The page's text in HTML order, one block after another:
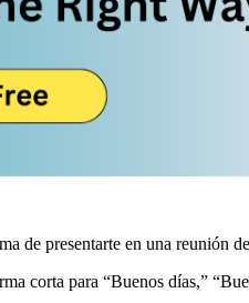
de presentarte en una reunión
corta para “Buenos días,”